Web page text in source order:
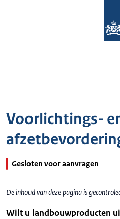
Voorlichtings-
Gesloten voor aanvragen
De inhoud van deze pagina is
Wilt u landbouwproducten